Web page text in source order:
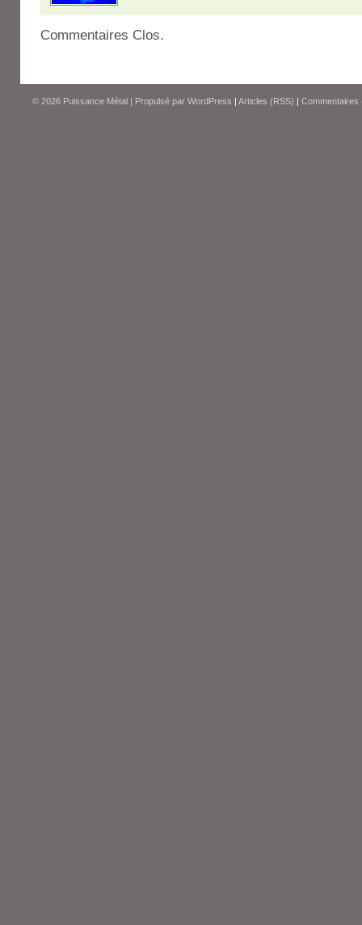
Commentaires Clos.
© 2026 Puissance Métal | Propulsé par WordPress | Articles (RSS) | Commentaires